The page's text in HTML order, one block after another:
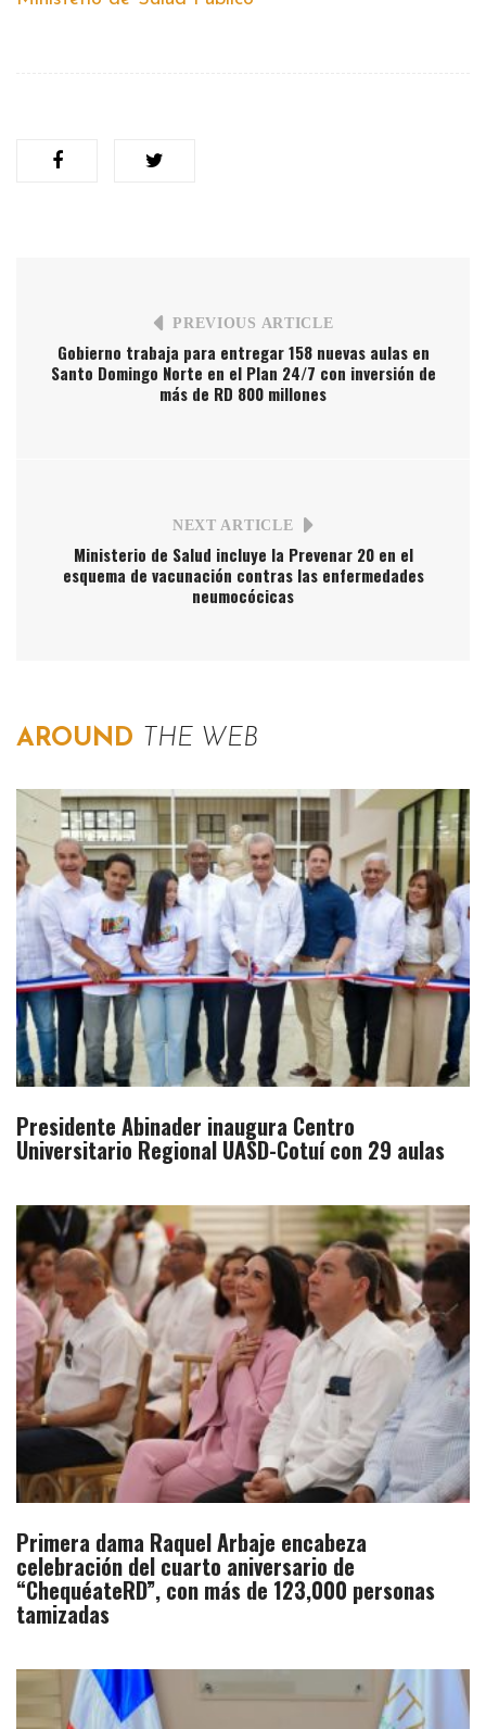
PREVIOUS ARTICLE
Gobierno trabaja para entregar 158 nuevas aulas en
Santo Domingo Norte en el Plan 24/7 con inversión de
más de RD 800 millones
NEXT ARTICLE
Ministerio de Salud incluye la Prevenar 20 en el
esquema de vacunación contras las enfermedades
neumocócicas
AROUND THE WEB
Presidente Abinader inaugura Centro
Universitario Regional UASD-Cotuí con 29 aulas
Primera dama Raquel Arbaje encabeza
celebración del cuarto aniversario de
“ChequéateRD”, con más de 123,000 personas
tamizadas